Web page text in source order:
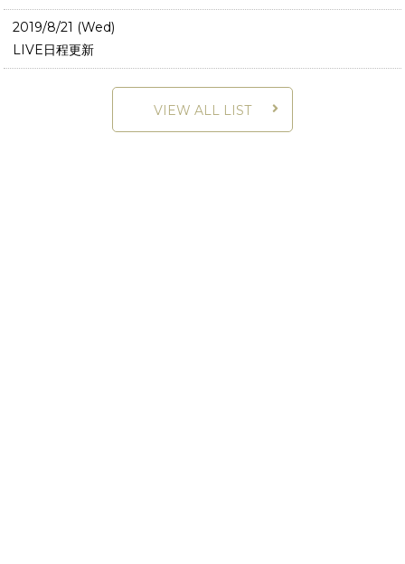
2019/8/21 (Wed)
LIVE日程更新
VIEW ALL LIST